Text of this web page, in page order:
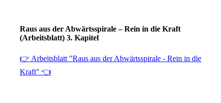
Raus aus der Abwärtsspirale – Rein in die Kraft
(Arbeitsblatt) 3. Kapitel
👉 Arbeitsblatt "Raus aus der Abwärtsspirale - Rein in die
Kraft" 👈